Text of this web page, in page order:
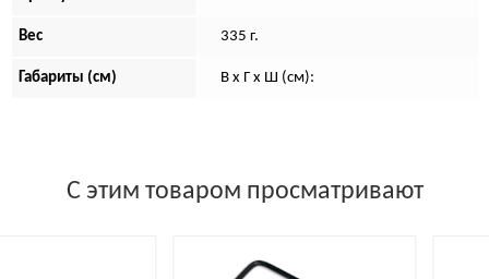
Вес 335 г.
Габариты (см) В х Г х Ш (см):
С этим товаром просматривают